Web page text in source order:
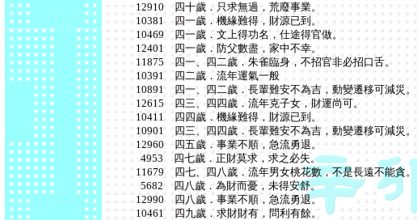
12910 四十歲．只求無過，荒廢事業。
10381 四一歲．機緣難得，財源已到。
10469 四一歲．文上得功名，仕途得官做。
12401 四一歲．防父數盡，家中不幸。
11875 四一、四二歲．朱雀臨身，不招官非必招口舌。
10391 四二歲．流年運氣一般
10891 四一、四二歲．長輩難安不為吉，動變遷移可減災。
12615 四三、四四歲．流年克子女，財運尚可。
10411 四四歲．機緣難得，財源已到。
10901 四三、四四歲．長輩難安不為吉，動變遷移可減災。
12960 四五歲．事業不順，急流勇退。
4953 四七歲．正財莫求，求之必失。
11679 四七、四八歲．流年男女桃花數，不是長遠不能貪。
5682 四八歲．為財而憂，未得安舒。
12990 四八歲．事業不順，急流勇退。
10461 四九歲．求財財有，問利有餘。